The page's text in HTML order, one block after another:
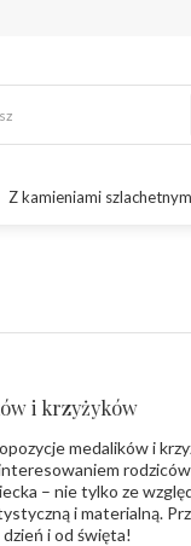
Z kamieniami
i krzyżyków
medalików i
– nie tylko ze
i materialną.
dzień i od święta!